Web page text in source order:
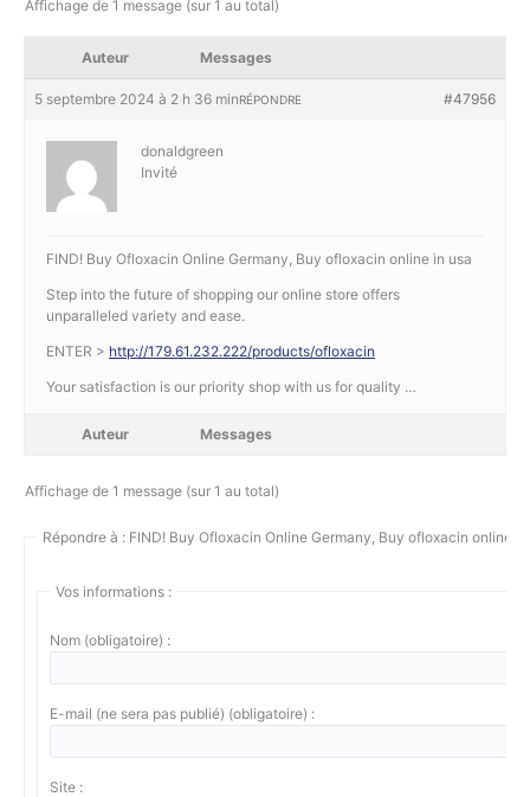
Affichage de 1 message (sur 1 au total)
Auteur Messages
5 septembre 2024 à 2 h 36 min #47956
RÉPONDRE
donaldgreen
Invité
FIND! Buy Ofloxacin Online Germany, Buy ofloxacin online in usa
Step into the future of shopping our online store offers
unparalleled variety and ease.
ENTER > http://179.61.232.222/products/ofloxacin
Your satisfaction is our priority shop with us for quality …
Auteur Messages
Affichage de 1 message (sur 1 au total)
Répondre à : FIND! Buy Ofloxacin Online Germany, Buy ofloxacin online in
Vos informations :
Nom (obligatoire) :
E-mail (ne sera pas publié) (obligatoire) :
Site :